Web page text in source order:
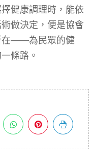
健康調理時，能依
做決定，便是協會
在——為民眾的健
條路。